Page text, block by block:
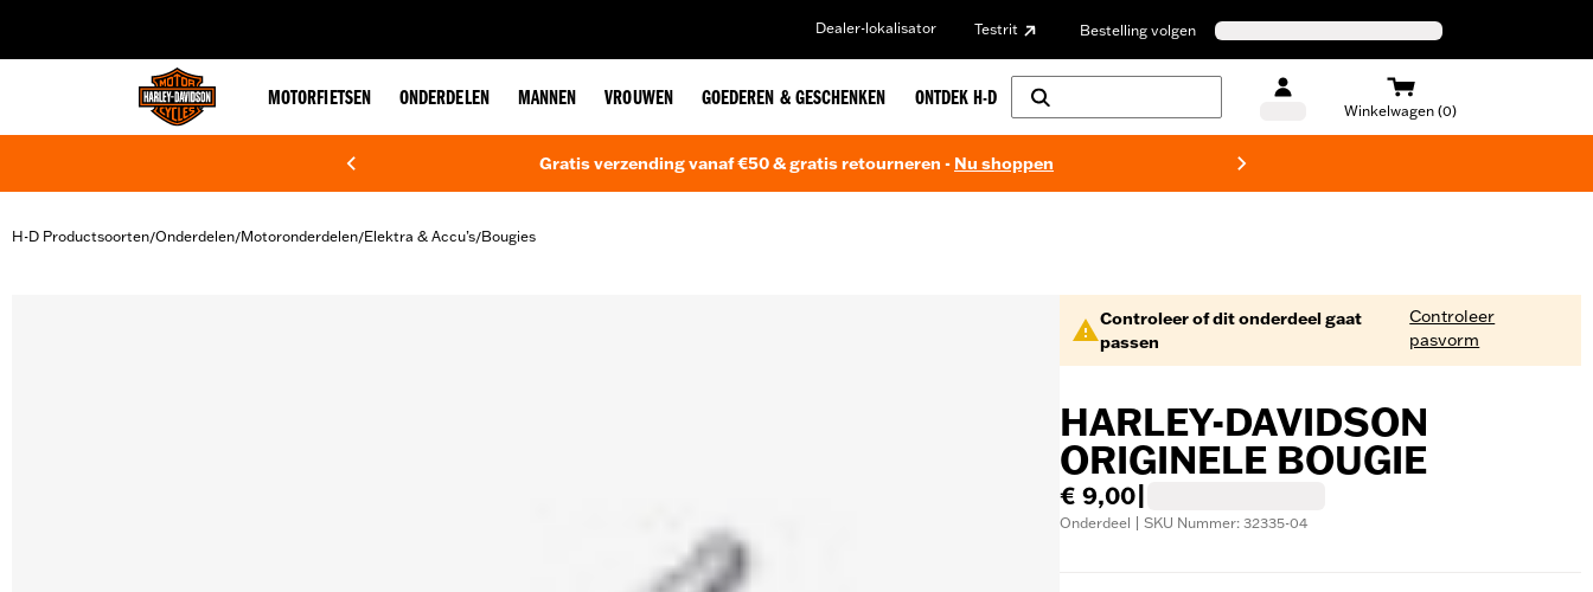
Dealer-lokalisator Testrit Bestelling volgen
MOTORFIETSEN ONDERDELEN MANNEN VROUWEN GOEDEREN & GESCHENKEN ONTDEK H-D
Winkelwagen (0)
Gratis verzending vanaf €50 & gratis retourneren - Nu shoppen
H-D Productsoorten/Onderdelen/Motoronderdelen/Elektra & Accu’s/Bougies
Controleer of dit onderdeel gaat
passen
Controleer
pasvorm
HARLEY-DAVIDSON
ORIGINELE BOUGIE
€ 9,00
Onderdeel | SKU Nummer: 32335-04